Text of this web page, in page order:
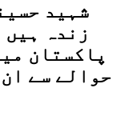
شہید
زندہ ہیں
پاکستان
حوالے سے